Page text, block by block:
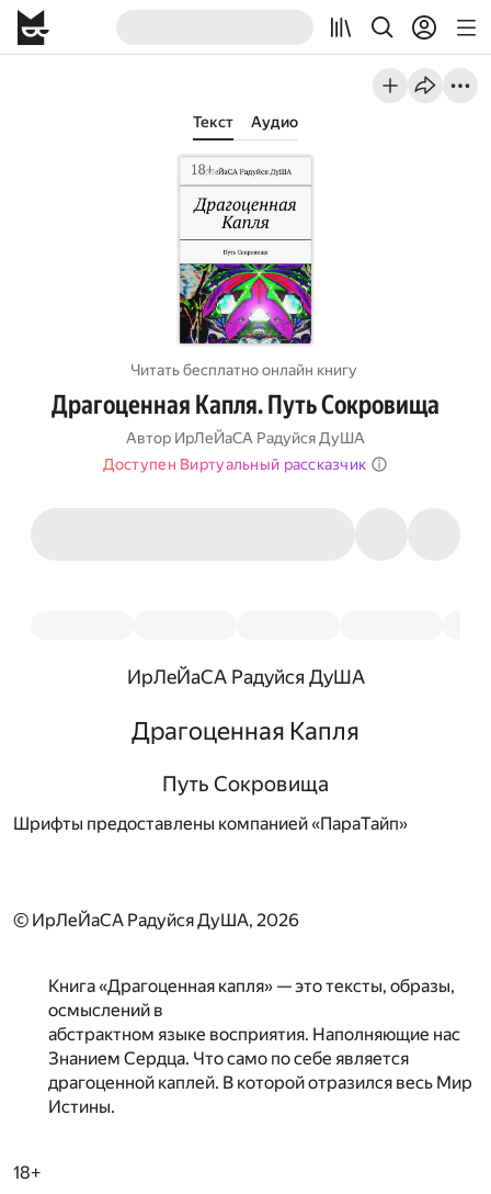
Текст Аудио
Читать бесплатно онлайн книгу
Драгоценная Капля. Путь Сокровища
Автор ИрЛеЙаСА Радуйся ДуША
Доступен Виртуальный рассказчик
ИрЛеЙаСА Радуйся ДуША
Драгоценная Капля
Путь Сокровища
Шрифты предоставлены компанией «ПараТайп»
© ИрЛеЙаСА Радуйся ДуША, 2026
Книга «Драгоценная капля» — это тексты, образы,
осмыслений в
абстрактном языке восприятия. Наполняющие нас
Знанием Сердца. Что само по себе является
драгоценной каплей. В которой отразился весь Мир
Истины.
18+